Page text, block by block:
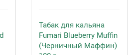
Табак для кальяна
Fumari Blueberry Muffin
(Черничный Маффин)